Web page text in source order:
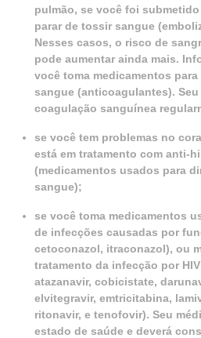
pulmão, se você foi
parar de tossir sangue
Nesses casos, o risco de
pode aumentar ainda mais.
você toma medicamentos
sangue (anticoagulantes).
coagulação sanguínea
se você tem problemas no
está em tratamento com anti-
(medicamentos usados para
sangue);
se você toma medicamentos
de infecções causadas por
cetoconazol, itraconazol), ou
tratamento da infecção por
atazanavir, cobicistate,
elvitegravir, emtricitabina,
ritonavir, e tenofovir). Seu
estado de saúde e deverá